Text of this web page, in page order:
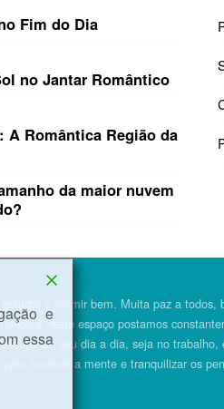
Fim do Dia
no Jantar Romântico
A Romântica Região da
da maior nuvem
estudar e dormir bem. Muita paz a
e neste espaço postamos
no seu dia a dia, seja no
acalmar a mente e tranquilizar os
e
essa